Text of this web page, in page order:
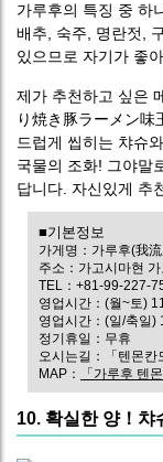
가루후의 특징 중 하
배추, 숙주, 명란젓,
있으므로 자기가 좋
제가 추천하고 싶은
り焼き豚ラーメン
드럽게 씹히는 챠슈
국물의 조화! 그야말
답니다. 자신있게 추
■기본정보
가게명：가루후(我
주소：가고시마현
TEL：+81-99-227-
영업시간：(월~토)
영업시간：(일/축일)
정기휴일：무휴
오시는길：「텐몬칸
MAP：
「가루후 텐
10. 확실한 양！챠